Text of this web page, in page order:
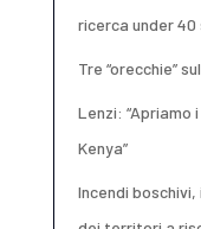
ricerca under
Tre “orecchie”
Lenzi:
Kenya”
Incendi